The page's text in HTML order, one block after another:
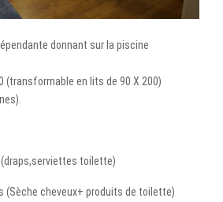
donnant sur la piscine
(transformable en lits de 90 X 200)
toilette)
(Sèche cheveux+ produits de toilette)